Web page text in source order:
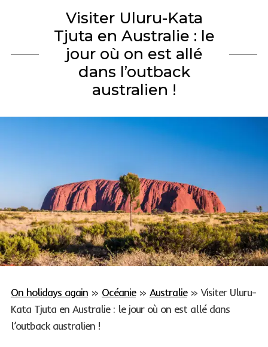
Visiter Uluru-Kata
Tjuta en Australie : le
jour où on est allé
dans l’outback
australien !
On holidays again» Océanie» Australie»Visiter Uluru-
Kata Tjuta en Australie : le jour où on est allé dans
l’outback australien !